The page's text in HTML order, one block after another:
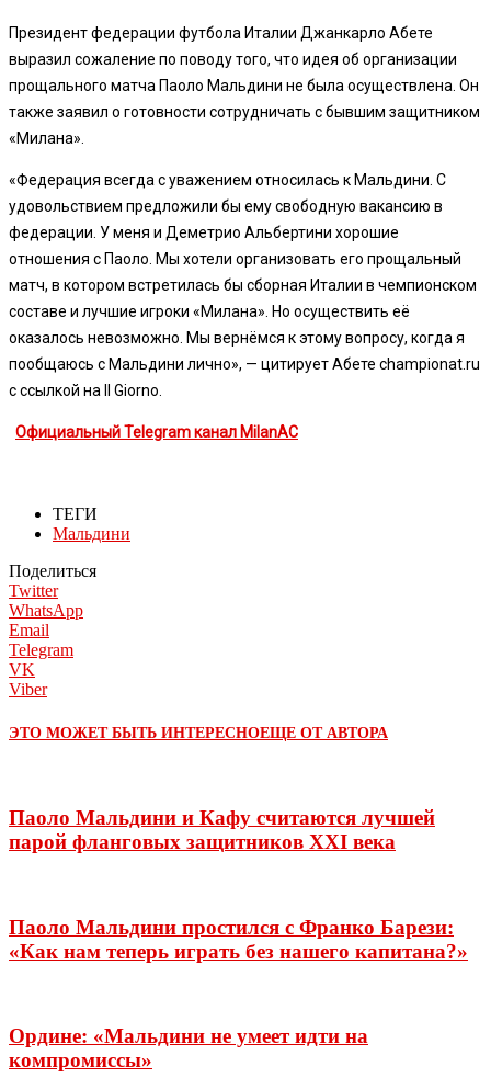
Президент федерации футбола Италии Джанкарло Абете
выразил сожаление по поводу того, что идея об организации
прощального матча Паоло Мальдини не была осуществлена. Он
также заявил о готовности сотрудничать с бывшим защитником
«Милана».
«Федерация всегда с уважением относилась к Мальдини. С
удовольствием предложили бы ему свободную вакансию в
федерации. У меня и Деметрио Альбертини хорошие
отношения с Паоло. Мы хотели организовать его прощальный
матч, в котором встретилась бы сборная Италии в чемпионском
составе и лучшие игроки «Милана». Но осуществить её
оказалось невозможно. Мы вернёмся к этому вопросу, когда я
пообщаюсь с Мальдини лично», — цитирует Абете championat.ru
с ссылкой на Il Giorno.
Официальный Telegram канал MilanAC
ТЕГИ
Мальдини
Поделиться
Twitter
WhatsApp
Email
Telegram
VK
Viber
ЭТО МОЖЕТ БЫТЬ ИНТЕРЕСНОЕЩЕ ОТ АВТОРА
Паоло Мальдини и Кафу считаются лучшей
парой фланговых защитников XXI века
Паоло Мальдини простился с Франко Барези:
«Как нам теперь играть без нашего капитана?»
Ордине: «Мальдини не умеет идти на
компромиссы»